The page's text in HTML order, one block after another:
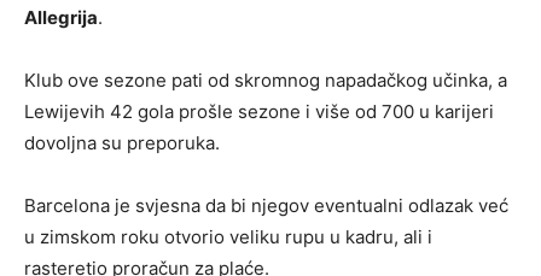
Allegrija.
Klub ove sezone pati od skromnog napadačkog učinka, a
Lewijevih 42 gola prošle sezone i više od 700 u karijeri
dovoljna su preporuka.
Barcelona je svjesna da bi njegov eventualni odlazak već
u zimskom roku otvorio veliku rupu u kadru, ali i
rasteretio proračun za plaće.